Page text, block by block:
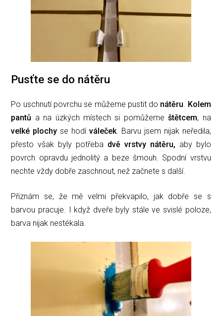
Pusťte se do nátěru
Po uschnutí povrchu se můžeme pustit do nátěru. Kolem
pantů a na úzkých místech si pomůžemeštětcem, na
velké plochyse hodí váleček. Barvu jsem nijak neředila,
přesto však byly potřeba dvě vrstvy nátěru, aby bylo
povrch opravdu jednolitý a beze šmouh. Spodní vrstvu
nechte vždy dobře zaschnout, než začnete s další.
Přiznám se, že mě velmi překvapilo, jak dobře se s
barvou pracuje. I když dveře byly stále ve svislé poloze,
barva nijak nestékala.